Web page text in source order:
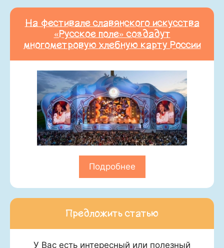
На фестивале славянского искусства
«Русское поле» создадут
многометровую хлебную карту России
Подробнее
Предложить статью
У Вас есть интересный или полезный